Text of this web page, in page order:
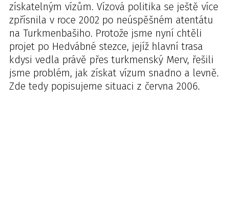
získatelným vízům. Vízová politika se ještě více
zpřísnila v roce 2002 po neúspěšném atentátu
na Turkmenbašiho. Protože jsme nyní chtěli
projet po Hedvábné stezce, jejíž hlavní trasa
kdysi vedla právě přes turkmenský Merv, řešili
jsme problém, jak získat vízum snadno a levně.
Zde tedy popisujeme situaci z června 2006.